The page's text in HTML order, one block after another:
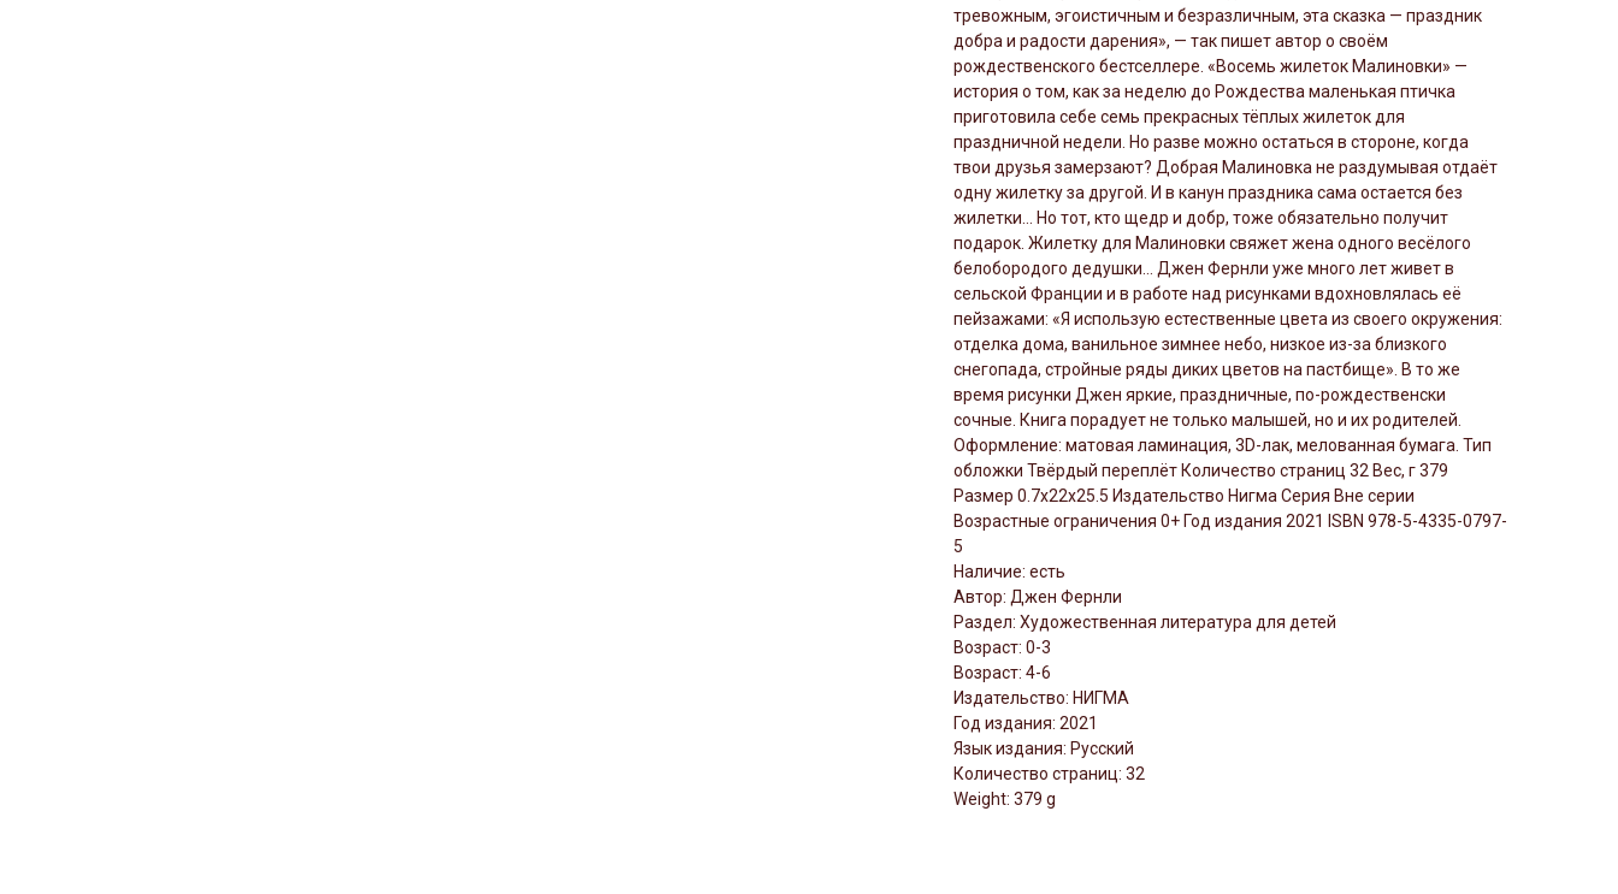
тревожным, эгоистичным и безразличным, эта сказка — праздник
добра и радости дарения», — так пишет автор о своём
рождественского бестселлере. «Восемь жилеток Малиновки» —
история о том, как за неделю до Рождества маленькая птичка
приготовила себе семь прекрасных тёплых жилеток для
праздничной недели. Но разве можно остаться в стороне, когда
твои друзья замерзают? Добрая Малиновка не раздумывая отдаёт
одну жилетку за другой. И в канун праздника сама остается без
жилетки… Но тот, кто щедр и добр, тоже обязательно получит
подарок. Жилетку для Малиновки свяжет жена одного весёлого
белобородого дедушки… Джен Фернли уже много лет живет в
сельской Франции и в работе над рисунками вдохновлялась её
пейзажами: «Я использую естественные цвета из своего окружения:
отделка дома, ванильное зимнее небо, низкое из-за близкого
снегопада, стройные ряды диких цветов на пастбище». В то же
время рисунки Джен яркие, праздничные, по-рождественски
сочные. Книга порадует не только малышей, но и их родителей.
Оформление: матовая ламинация, 3D-лак, мелованная бумага. Тип
обложки Твёрдый переплёт Количество страниц 32 Вес, г 379
Размер 0.7x22x25.5 Издательство Нигма Серия Вне серии
Возрастные ограничения 0+ Год издания 2021 ISBN 978-5-4335-0797-
5
Наличие: есть
Автор: Джен Фернли
Раздел: Художественная литература для детей
Возраст: 0-3
Возраст: 4-6
Издательство: НИГМА
Год издания: 2021
Язык издания: Русский
Количество страниц: 32
Weight: 379 g